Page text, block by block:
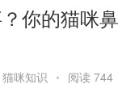
你的猫咪鼻
猫咪知识 • 阅读 744